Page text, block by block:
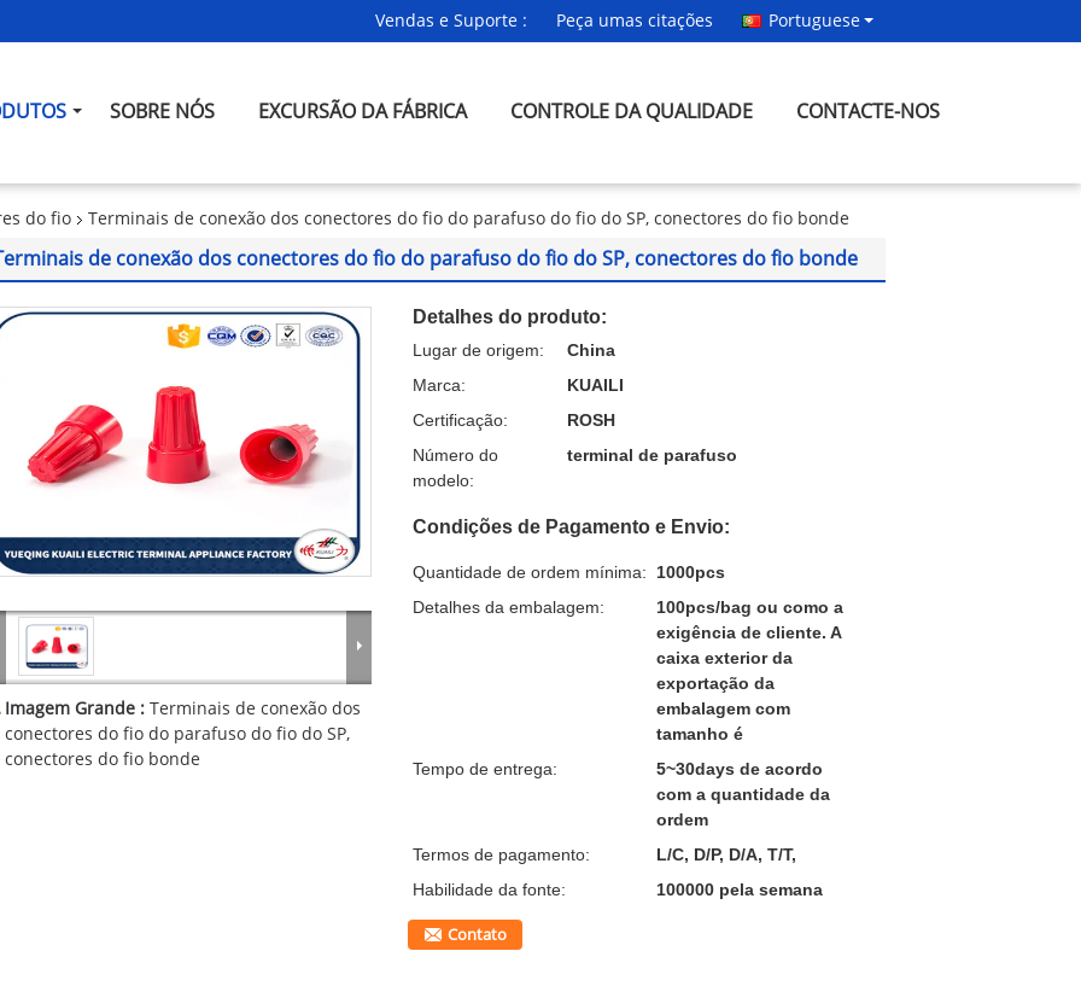
Vendas e Suporte : Peça umas citações Portuguese
SOBRE NÓS EXCURSÃO DA FÁBRICA CONTROLE DA QUALIDADE CONTACTE-NOS
do fio Terminais de conexão dos conectores do fio do parafuso do fio do SP, conectores do fio bonde
de conexão dos conectores do fio do parafuso do fio do SP, conectores do fio bonde
Imagem Grande : Terminais de conexão dos
conectores do fio do parafuso do fio do SP,
conectores do fio bonde
Detalhes do produto:
Lugar de origem:
China
Marca:
KUAILI
Certificação:
ROSH
Número do
modelo:
terminal de parafuso
Condições de Pagamento e Envio:
Quantidade de ordem mínima:
1000pcs
Detalhes da embalagem:
100pcs/bag ou como a
exigência de cliente. A
caixa exterior da
exportação da
embalagem com
tamanho é
Tempo de entrega:
5~30days de acordo
com a quantidade da
ordem
Termos de pagamento:
L/C, D/P, D/A, T/T,
Habilidade da fonte:
100000 pela semana
Contato